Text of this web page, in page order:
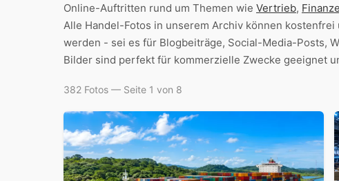
Online-Auftritten rund um Themen wie Vertrieb,
Alle Handel-Fotos in unserem Archiv können
werden - sei es für Blogbeiträge, Social-Media-Posts,
Bilder sind perfekt für kommerzielle Zwecke geeignet
382 Fotos — Seite 1 von 8